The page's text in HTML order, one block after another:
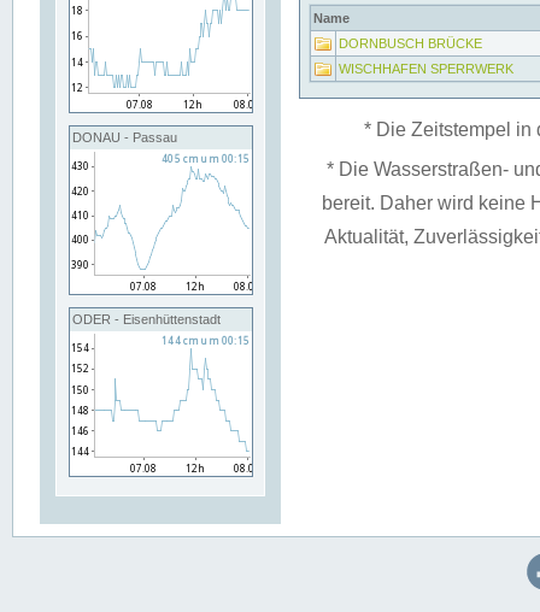
DONAU - Passau
ODER - Eisenhüttenstadt
Name
DORNBUSCH BRÜCKE
WISCHHAFEN SPERRWERK
* Die Zeitstempel in
* Die Wasserstraßen-
bereit. Daher wird keine
Aktualität,